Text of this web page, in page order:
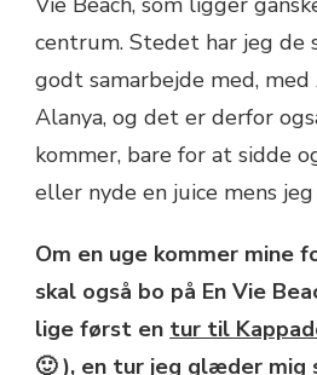
centrum. Stedet har jeg de
godt samarbejde med,
Alanya, og det er derfor
kommer, bare for at sidde
eller nyde en juice mens
Om en uge kommer mine
skal også bo på En Vie
lige først en tur til
🙂 ), en tur jeg glæder